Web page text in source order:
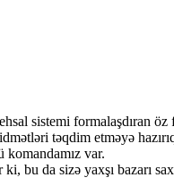
sistemi
təqdim etməyə
var.
bu da sizə yaxşı bazarı